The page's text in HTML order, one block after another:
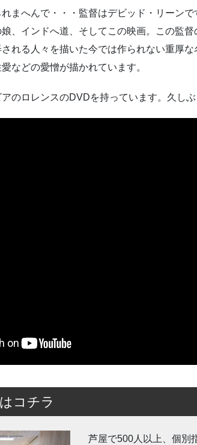
まへんで・・・監督はデビッド・リーン
、インドへ道、そしてこの映画。この監
れる人々を描いた今では作られない重厚
などの愛憎が描かれています。
のロレンスのDVDを持っています。久しぶ
コチラ
芦屋で500人以上、個別